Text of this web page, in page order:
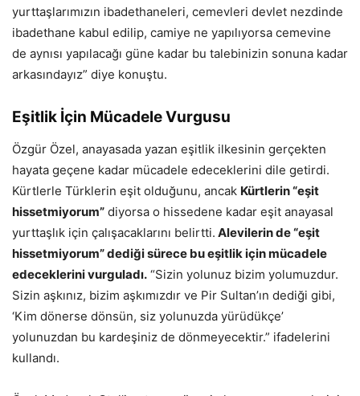
yurttaşlarımızın ibadethaneleri, cemevleri devlet nezdinde
ibadethane kabul edilip, camiye ne yapılıyorsa cemevine
de aynısı yapılacağı güne kadar bu talebinizin sonuna kadar
arkasındayız” diye konuştu.
Eşitlik İçin Mücadele Vurgusu
Özgür Özel, anayasada yazan eşitlik ilkesinin gerçekten
hayata geçene kadar mücadele edeceklerini dile getirdi.
Kürtlerle Türklerin eşit olduğunu, ancak Kürtlerin “eşit
hissetmiyorum” diyorsa o hissedene kadar eşit anayasal
yurttaşlık için çalışacaklarını belirtti. Alevilerin de “eşit
hissetmiyorum” dediği sürece bu eşitlik için mücadele
edeceklerini vurguladı. “Sizin yolunuz bizim yolumuzdur.
Sizin aşkınız, bizim aşkımızdır ve Pir Sultan’ın dediği gibi,
‘Kim dönerse dönsün, siz yolunuzda yürüdükçe’
yolunuzdan bu kardeşiniz de dönmeyecektir.” ifadelerini
kullandı.